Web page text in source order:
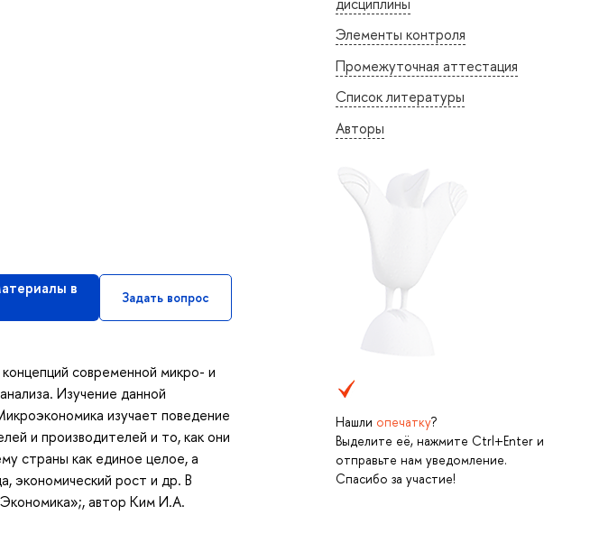
Элементы контроля
Промежуточная аттестация
Список литературы
Авторы
Нашли опечатку?
Выделите её, нажмите Ctrl+Enter и
отправьте нам уведомление.
Спасибо за участие!
в
Задать вопрос
современной микро- и
Изучение данной
изучает поведение
и производителей и то, как они
страны как единое целое, а
экономический рост и др. В
автор Ким И.А.